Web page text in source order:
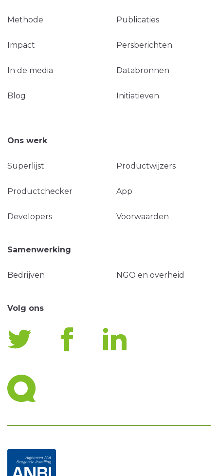
Methode Publicaties
Impact Persberichten
In de media Databronnen
Blog Initiatieven
Ons werk
Superlijst Productwijzers
Productchecker App
Developers Voorwaarden
Samenwerking
Bedrijven NGO en overheid
Volg ons